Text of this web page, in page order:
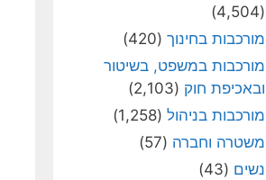
(4,504)
מורכבות בחינוך (420)
מורכבות במשפט, בשיטור
ובאכיפת חוק (2,103)
מורכבות בניהול (1,258)
משטרה וחברה (57)
נשים (43)